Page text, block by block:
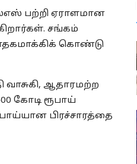
பற்றி ஏராளமான
சங்கம்
கொண்டு
வாசுகி, ஆதாரமற்ற
கோடி ரூபாய்
பிரச்சாரத்தை